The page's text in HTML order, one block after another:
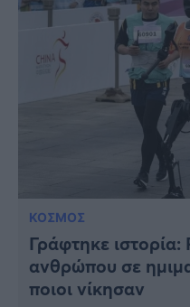
ΚΟΣΜΟΣ
Γράφτηκε ιστορία:
ανθρώπου σε
ποιοι νίκησαν